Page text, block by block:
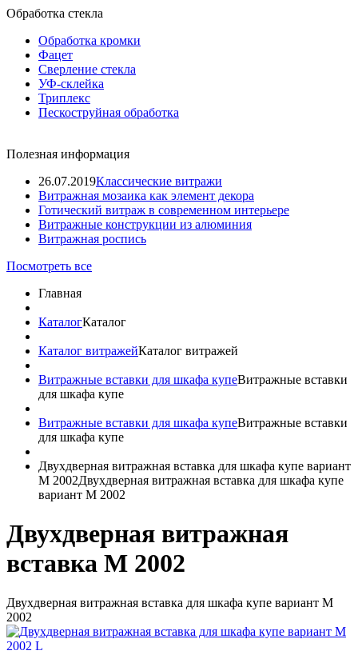
Обработка стекла
Обработка кромки
Фацет
Сверление стекла
УФ-склейка
Триплекс
Пескоструйная обработка
Полезная информация
26.07.2019Классические витражи
Витражная мозаика как элемент декора
Готический витраж в современном интерьере
Витражные конструкции из алюминия
Витражная роспись
Посмотреть все
Главная
КаталогКаталог
Каталог витражейКаталог витражей
Витражные вставки для шкафа купеВитражные вставки
для шкафа купе
Витражные вставки для шкафа купеВитражные вставки
для шкафа купе
Двухдверная витражная вставка для шкафа купе вариант
M 2002Двухдверная витражная вставка для шкафа купе
вариант M 2002
Двухдверная витражная
вставка M 2002
Двухдверная витражная вставка для шкафа купе вариант M
2002